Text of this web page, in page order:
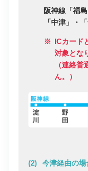
阪神線「福
「中津」・
※ ICカード
対象とな
（連絡
ん。）
今津経由の場